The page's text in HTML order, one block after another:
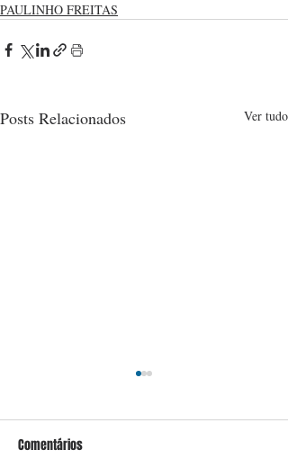
PAULINHO FREITAS
Posts Relacionados Ver tudo
Comentários